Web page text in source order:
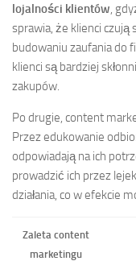
lojalności klientów,
sprawia, że klienci czują
budowaniu zaufania do
klienci są bardziej
zakupów.
Po drugie, content
Przez edukowanie
odpowiadają na ich
prowadzić ich przez
działania, co w efekcie
Zaleta content
marketingu